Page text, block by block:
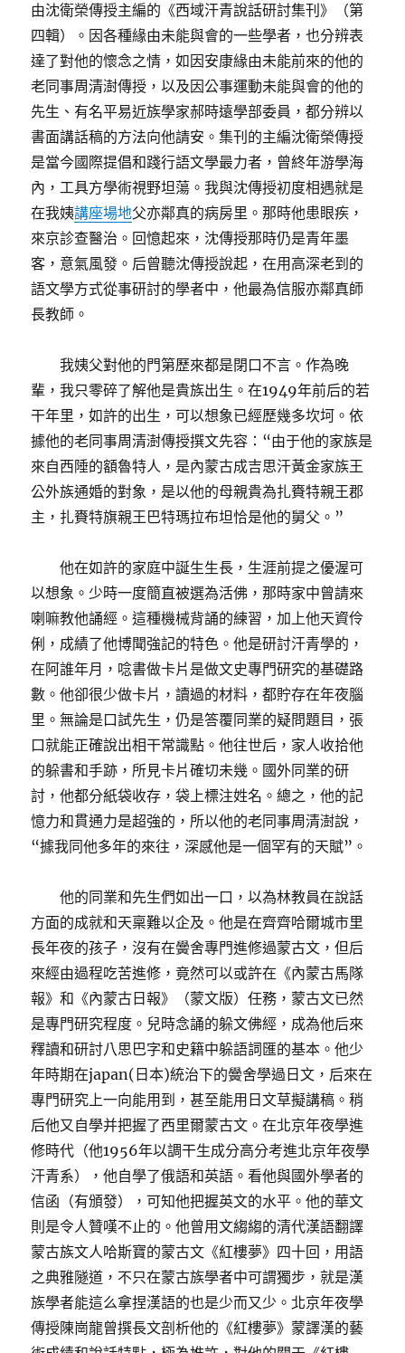
由沈衛榮傳授主編的《西域汗青說話研討集刊》（第
四輯）。因各種緣由未能與會的一些學者，也分辨表
達了對他的懷念之情，如因安康緣由未能前來的他的
老同事周清澍傳授，以及因公事運動未能與會的他的
先生、有名平易近族學家郝時遠學部委員，都分辨以
書面講話稿的方法向他請安。集刊的主編沈衛榮傳授
是當今國際提倡和踐行語文學最力者，曾終年游學海
內，工具方學術視野坦蕩。我與沈傳授初度相遇就是
在我姨講座場地父亦鄰真的病房里。那時他患眼疾，
來京診查醫治。回憶起來，沈傳授那時仍是青年墨
客，意氣風發。后曾聽沈傳授說起，在用高深老到的
語文學方式從事研討的學者中，他最為信服亦鄰真師
長教師。
我姨父對他的門第歷來都是閉口不言。作為晚
輩，我只零碎了解他是貴族出生。在1949年前后的若
干年里，如許的出生，可以想象已經歷幾多坎坷。依
據他的老同事周清澍傳授撰文先容：“由于他的家族是
來自西陲的額魯特人，是內蒙古成吉思汗黃金家族王
公外族通婚的對象，是以他的母親貴為扎賚特親王郡
主，扎賚特旗親王巴特瑪拉布坦恰是他的舅父。”
他在如許的家庭中誕生生長，生涯前提之優渥可
以想象。少時一度簡直被選為活佛，那時家中曾請來
喇嘛教他誦經。這種機械背誦的練習，加上他天資伶
俐，成績了他博聞強記的特色。他是研討汗青學的，
在阿誰年月，唸書做卡片是做文史專門研究的基礎路
數。他卻很少做卡片，讀過的材料，都貯存在年夜腦
里。無論是口試先生，仍是答覆同業的疑問題目，張
口就能正確說出相干常識點。他往世后，家人收拾他
的躲書和手跡，所見卡片確切未幾。國外同業的研
討，他都分紙袋收存，袋上標注姓名。總之，他的記
憶力和貫通力是超強的，所以他的老同事周清澍說，
“據我同他多年的來往，深感他是一個罕有的天賦”。
他的同業和先生們如出一口，以為林教員在說話
方面的成就和天稟難以企及。他是在齊齊哈爾城市里
長年夜的孩子，沒有在黌舍專門進修過蒙古文，但后
來經由過程吃苦進修，竟然可以或許在《內蒙古馬隊
報》和《內蒙古日報》（蒙文版）任務，蒙古文已然
是專門研究程度。兒時念誦的躲文佛經，成為他后來
釋讀和研討八思巴字和史籍中躲語詞匯的基本。他少
年時期在japan(日本)統治下的黌舍學過日文，后來在
專門研究上一向能用到，甚至能用日文草擬講稿。稍
后他又自學并把握了西里爾蒙古文。在北京年夜學進
修時代（他1956年以調干生成分高分考進北京年夜學
汗青系），他自學了俄語和英語。看他與國外學者的
信函（有頒發），可知他把握英文的水平。他的華文
則是令人贊嘆不止的。他曾用文縐縐的清代漢語翻譯
蒙古族文人哈斯寶的蒙古文《紅樓夢》四十回，用語
之典雅隧道，不只在蒙古族學者中可謂獨步，就是漢
族學者能這么拿捏漢語的也是少而又少。北京年夜學
傳授陳崗龍曾撰長文剖析他的《紅樓夢》蒙譯漢的藝